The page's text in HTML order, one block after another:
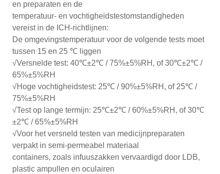
en preparaten en de
temperatuur- en vochtigheidstestomstandigheden
vereist in de ICH-richtlijnen:
De omgevingstemperatuur voor de volgende tests moet
tussen 15 en 25 ℃ liggen
√Versnelde test: 40℃±2℃ / 75%±5%RH, of 30℃±2℃ /
65%±5%RH
√Hoge vochtigheidstest: 25℃ / 90%±5%RH, of 25℃ /
75%±5%RH
√Test op lange termijn: 25℃±2℃ / 60%±5%RH, of 30℃
±2℃ / 65%±5%RH
√Voor het versneld testen van medicijnpreparaten
verpakt in semi-permeabel materiaal
containers, zoals infuuszakken vervaardigd door LDB,
plastic ampullen en oculairen